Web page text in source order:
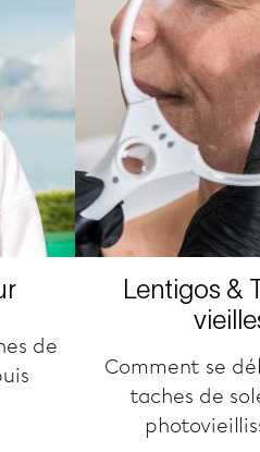
de
Lentigos &
Comment se
taches de